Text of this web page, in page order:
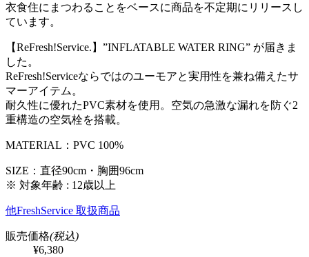
衣食住にまつわることをベースに商品を不定期にリリースし
ています。
【ReFresh!Service.】”INFLATABLE WATER RING” が届きま
した。
ReFresh!Serviceならではのユーモアと実用性を兼ね備えたサ
マーアイテム。
耐久性に優れたPVC素材を使用。空気の急激な漏れを防ぐ2
重構造の空気栓を搭載。
MATERIAL：PVC 100%
SIZE：直径90cm・胸囲96cm
※ 対象年齢 : 12歳以上
他FreshService 取扱商品
販売価格(税込)
¥6,380